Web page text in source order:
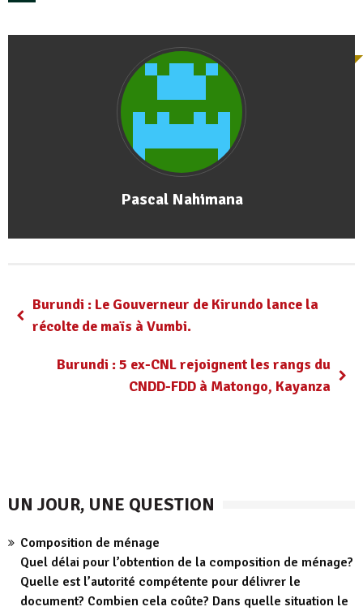
Pascal Nahimana
Burundi : Le Gouverneur de Kirundo lance la
récolte de maïs à Vumbi.
Burundi : 5 ex-CNL rejoignent les rangs du
CNDD-FDD à Matongo, Kayanza
UN JOUR, UNE QUESTION
Composition de ménage
Quel délai pour l’obtention de la composition de ménage?
Quelle est l’autorité compétente pour délivrer le
document? Combien cela coûte? Dans quelle situation le